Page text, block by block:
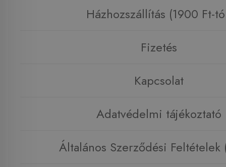
Házhozszállítás (1900 Ft-
Fizetés
Kapcsolat
Adatvédelmi tájékoztató
Általános Szerződési Feltételek